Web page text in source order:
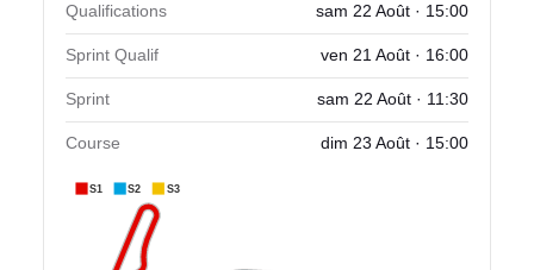
Qualifications sam 22 Août · 15:00
Sprint Qualif ven 21 Août · 16:00
Sprint sam 22 Août · 11:30
Course dim 23 Août · 15:00
S1 S2 S3